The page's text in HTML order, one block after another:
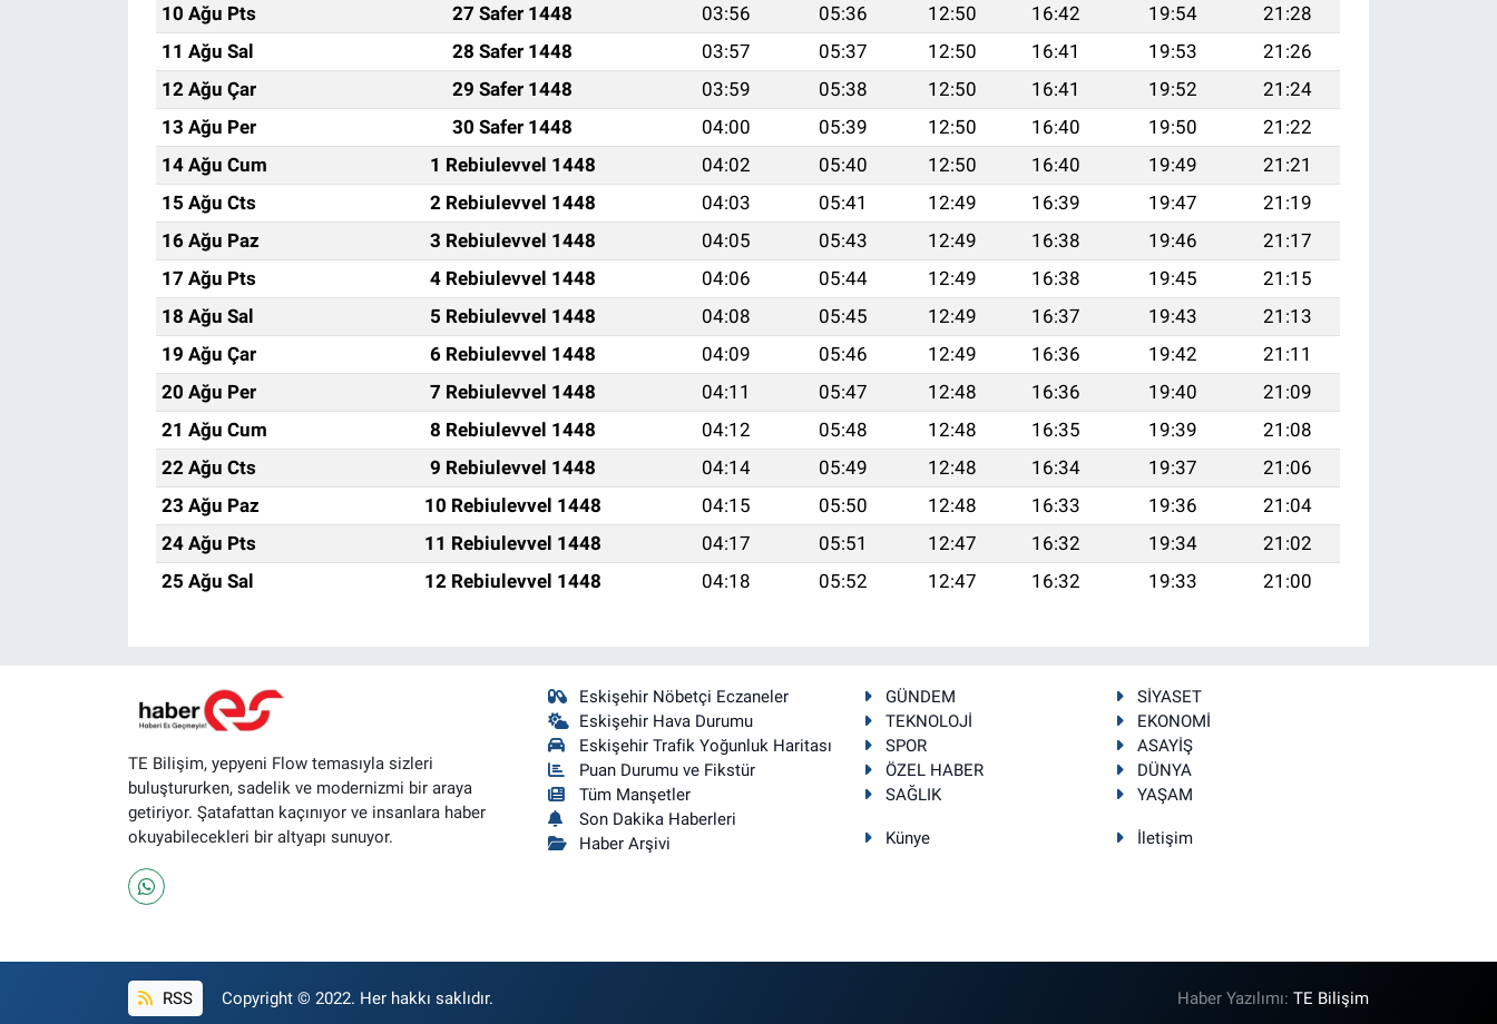
10 Ağu Pts
27 Safer 1448 03:56 05:36 12:50 16:42 19:54
21:28
11 Ağu Sal
28 Safer 1448 03:57 05:37 12:50 16:41 19:53
21:26
12 Ağu Çar
29 Safer 1448 03:59 05:38 12:50 16:41 19:52
21:24
13 Ağu Per
30 Safer 1448 04:00 05:39 12:50 16:40 19:50
21:22
14 Ağu Cum
1 Rebiulevvel 1448 04:02 05:40 12:50 16:40 19:49
21:21
15 Ağu Cts
2 Rebiulevvel 1448 04:03 05:41 12:49 16:39 19:47
21:19
16 Ağu Paz
3 Rebiulevvel 1448 04:05 05:43 12:49 16:38 19:46
21:17
17 Ağu Pts
4 Rebiulevvel 1448 04:06 05:44 12:49 16:38 19:45
21:15
18 Ağu Sal
5 Rebiulevvel 1448 04:08 05:45 12:49 16:37 19:43
21:13
19 Ağu Çar
6 Rebiulevvel 1448 04:09 05:46 12:49 16:36 19:42
21:11
20 Ağu Per
7 Rebiulevvel 1448 04:11 05:47 12:48 16:36 19:40
21:09
21 Ağu Cum
8 Rebiulevvel 1448 04:12 05:48 12:48 16:35 19:39
21:08
22 Ağu Cts
9 Rebiulevvel 1448 04:14 05:49 12:48 16:34 19:37
21:06
23 Ağu Paz
10 Rebiulevvel 1448 04:15 05:50 12:48 16:33 19:36
21:04
24 Ağu Pts
11 Rebiulevvel 1448 04:17 05:51 12:47 16:32 19:34
21:02
25 Ağu Sal
12 Rebiulevvel 1448 04:18 05:52 12:47 16:32 19:33 21:00
TE Bilişim, yepyeni Flow temasıyla sizleri
buluştururken, sadelik ve modernizmi bir araya
getiriyor. Şatafattan kaçınıyor ve insanlara haber
okuyabilecekleri bir altyapı sunuyor.
Eskişehir Nöbetçi Eczaneler
Eskişehir Hava Durumu
Eskişehir Trafik Yoğunluk Haritası
Puan Durumu ve Fikstür
Tüm Manşetler
Son Dakika Haberleri
Haber Arşivi
GÜNDEM
SİYASET
TEKNOLOJİ
EKONOMİ
SPOR
ASAYİŞ
ÖZEL HABER
DÜNYA
SAĞLIK
YAŞAM
Künye İletişim
RSS Copyright © 2022. Her hakkı saklıdır. Haber Yazılımı:TE Bilişim